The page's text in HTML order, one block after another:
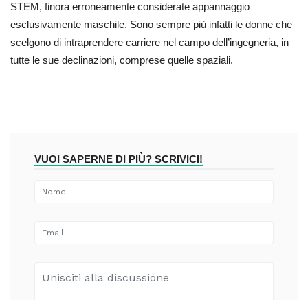
STEM, finora erroneamente considerate appannaggio
esclusivamente maschile. Sono sempre più infatti le donne che
scelgono di intraprendere carriere nel campo dell’ingegneria, in
tutte le sue declinazioni, comprese quelle spaziali.
VUOI SAPERNE DI PIÙ? SCRIVICI!